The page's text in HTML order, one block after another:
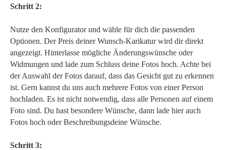
Schritt 2:
Nutze den Konfigurator und wähle für dich die passenden
Optionen. Der Preis deiner Wunsch-Karikatur wird dir direkt
angezeigt. Hinterlasse mögliche Änderungswünsche oder
Widmungen und lade zum Schluss deine Fotos hoch. Achte bei
der Auswahl der Fotos darauf, dass das Gesicht gut zu erkennen
ist. Gern kannst du uns auch mehrere Fotos von einer Person
hochladen. Es ist nicht notwendig, dass alle Personen auf einem
Foto sind. Du hast besondere Wünsche, dann lade hier auch
Fotos hoch oder Beschreibungsdeine Wünsche.
Schritt 3: